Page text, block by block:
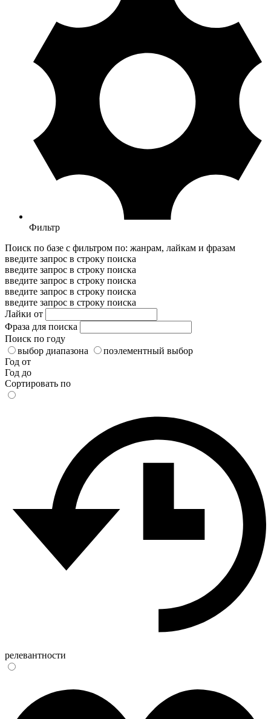
Фильтр
Поиск по базе с фильтром по: жанрам, лайкам и фразам
введите запрос в строку поиска
введите запрос в строку поиска
введите запрос в строку поиска
введите запрос в строку поиска
введите запрос в строку поиска
Лайки от
Фраза для поиска
Поиск по году
выбор диапазона
поэлементный выбор
Год от
Год до
Сортировать по
релевантности